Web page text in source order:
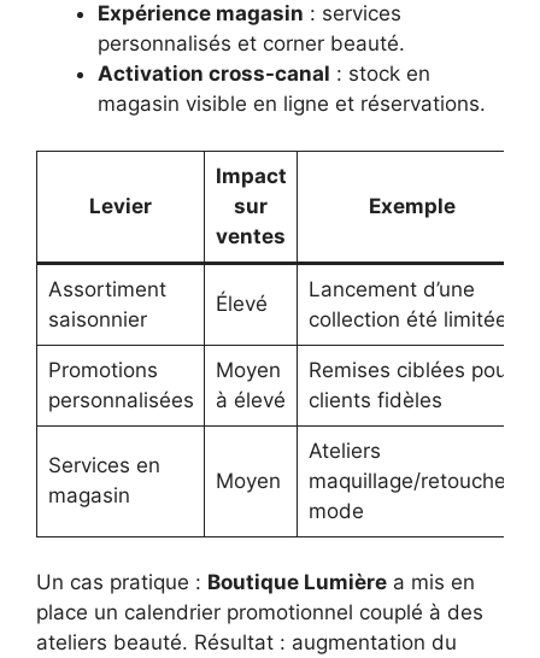
Expérience magasin : services
personnalisés et corner beauté.
Activation cross-canal : stock en
magasin visible en ligne et réservations.
Levier
Impact
sur
ventes
Exemple
Assortiment
saisonnier
Élevé
Lancement d’une
collection été limitée
Promotions
personnalisées
Moyen
à élevé
Remises ciblées pour
clients fidèles
Services en
magasin
Moyen
Ateliers
maquillage/retouches
mode
Un cas pratique : Boutique Lumière a mis en
place un calendrier promotionnel couplé à des
ateliers beauté. Résultat : augmentation du